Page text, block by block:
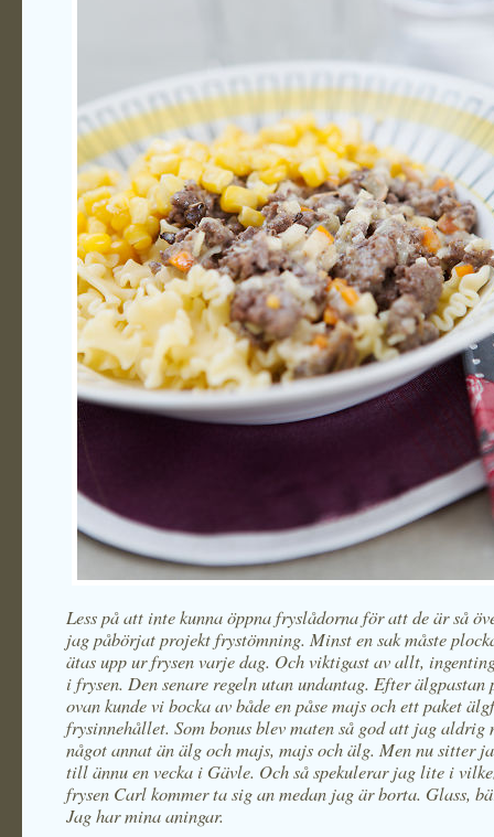
Less på att inte kunna öppna fryslådorna för att de är så
jag påbörjat projekt frystömning. Minst en sak måste
ätas upp ur frysen varje dag. Och viktigast av allt,
i frysen. Den senare regeln utan undantag. Efter älgpastan
ovan kunde vi bocka av både en påse majs och ett paket
frysinnehållet. Som bonus blev maten så god att jag
något annat än älg och majs, majs och älg. Men nu sitter
till ännu en vecka i Gävle. Och så spekulerar jag lite i
frysen Carl kommer ta sig an medan jag är borta. Glass,
Jag har mina aningar.